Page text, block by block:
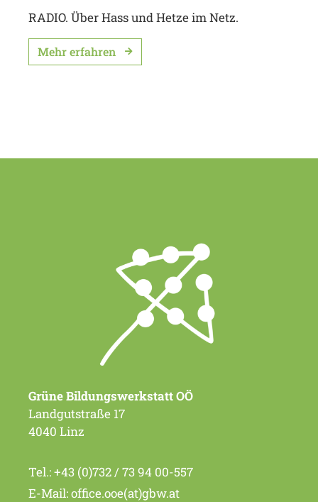
RADIO. Über Hass und Hetze im Netz.
Mehr erfahren
Grüne Bildungswerkstatt OÖ
Landgutstraße 17
4040 Linz
Tel.:+43 (0)732 / 73 94 00-557
E-Mail:office.ooe(at)gbw.at